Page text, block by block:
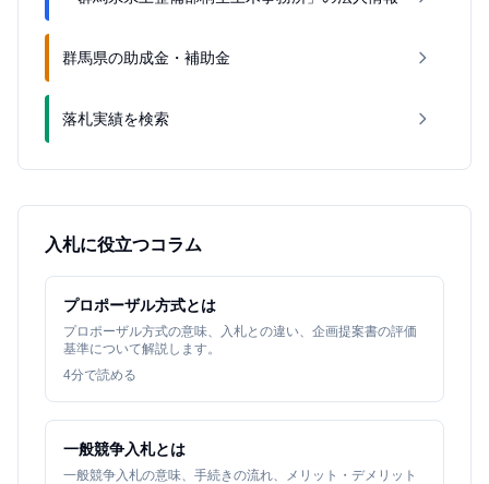
群馬県の助成金・補助金
落札実績を検索
入札に役立つコラム
プロポーザル方式とは
プロポーザル方式の意味、入札との違い、企画提案書の評価
基準について解説します。
4分で読める
一般競争入札とは
一般競争入札の意味、手続きの流れ、メリット・デメリット